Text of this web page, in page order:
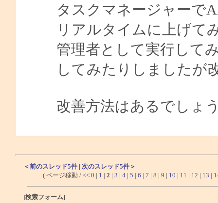
タスクマネージャーで
リアルタイムに上げて
管理者として実行して
してみたりしましたが
改善方法はあるでしょ
＜前のスレッド5件 | 次のスレッド5件＞
( ページ移動 / << 0 | 1 | 2 | 3 | 4 | 5 | 6 | 7 | 8 | 9 | 10 | 11 | 12 | 13 |
[検索フォーム]